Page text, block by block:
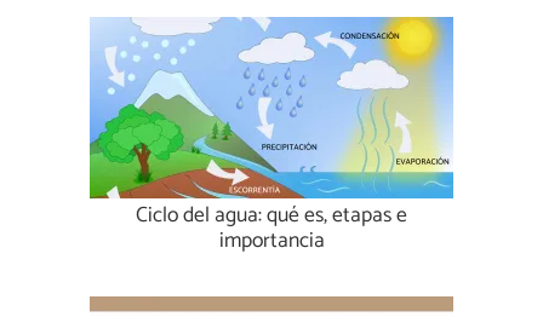
Ciclo del agua: qué es, etapas e
importancia